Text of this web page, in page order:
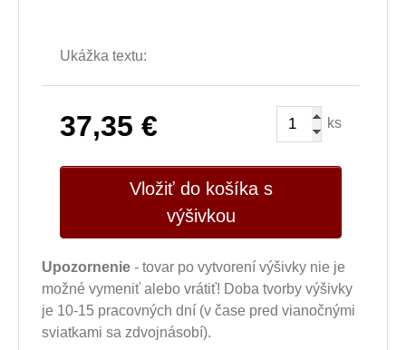
Ukážka textu:
37,35 € ks
Vložiť do košíka s
výšivkou
Upozornenie - tovar po vytvorení výšivky nie je
možné vymeniť alebo vrátiť! Doba tvorby výšivky
je 10-15 pracovných dní (v čase pred vianočnými
sviatkami sa zdvojnásobí).